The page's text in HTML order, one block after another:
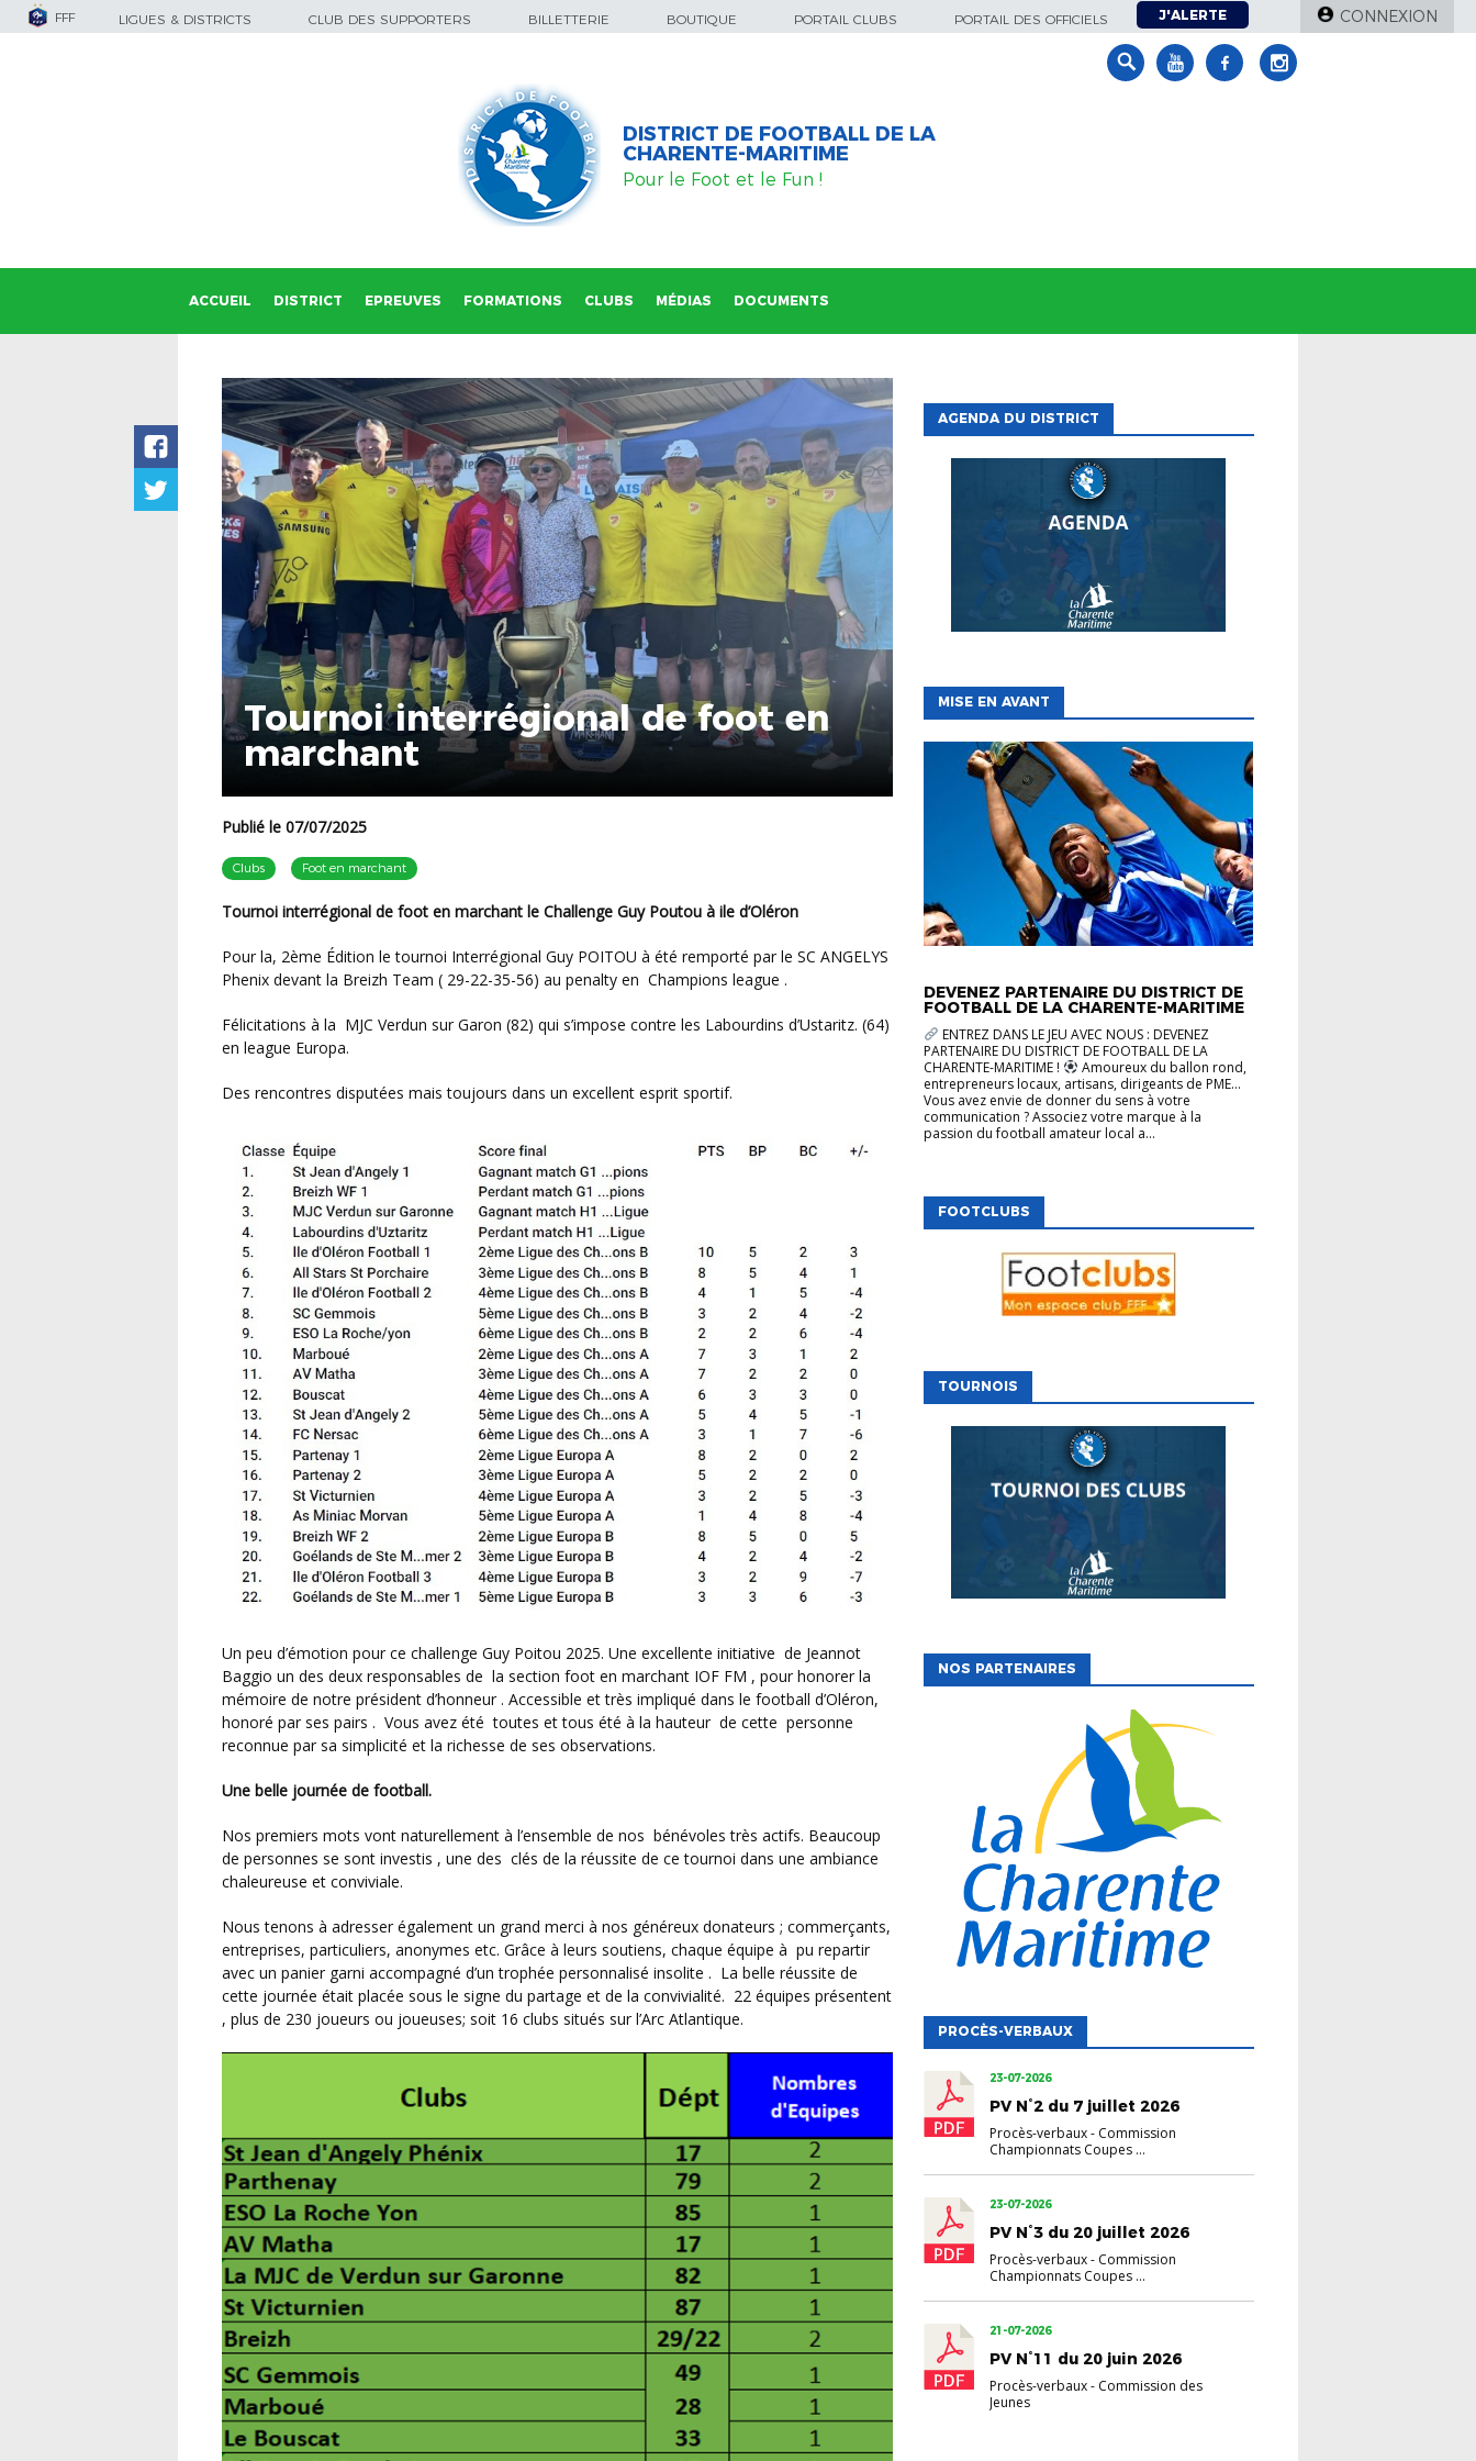
FFF LIGUES & DISTRICTS CLUB DES SUPPORTERS BILLETTERIE BOUTIQUE PORTAIL CLUBS PORTAIL DES OFFICIELS J'ALERTE CONNEXION
DISTRICT DE FOOTBALL DE LA
CHARENTE-MARITIME
Pour le Foot et le Fun !
ACCUEIL DISTRICT EPREUVES FORMATIONS CLUBS MÉDIAS DOCUMENTS
Tournoi interrégional de foot en
marchant
Publié le 07/07/2025
Clubs Foot en marchant
Tournoi interrégional de foot en marchant le Challenge Guy Poutou à ile d’Oléron
Pour la, 2ème Édition le tournoi Interrégional Guy POITOU à été remporté par le SC ANGELYS
Phenix devant la Breizh Team ( 29-22-35-56) au penalty en Champions league .
Félicitations à la MJC Verdun sur Garon (82) qui s’impose contre les Labourdins d’Ustaritz. (64)
en league Europa.
Des rencontres disputées mais toujours dans un excellent esprit sportif.
Un peu d’émotion pour ce challenge Guy Poitou 2025. Une excellente initiative de Jeannot
Baggio un des deux responsables de la section foot en marchant IOF FM , pour honorer la
mémoire de notre président d’honneur . Accessible et très impliqué dans le football d’Oléron,
honoré par ses pairs . Vous avez été toutes et tous été à la hauteur de cette personne
reconnue par sa simplicité et la richesse de ses observations.
Une belle journée de football.
Nos premiers mots vont naturellement à l’ensemble de nos bénévoles très actifs. Beaucoup
de personnes se sont investis , une des clés de la réussite de ce tournoi dans une ambiance
chaleureuse et conviviale.
Nous tenons à adresser également un grand merci à nos généreux donateurs ; commerçants,
entreprises, particuliers, anonymes etc. Grâce à leurs soutiens, chaque équipe à pu repartir
avec un panier garni accompagné d’un trophée personnalisé insolite . La belle réussite de
cette journée était placée sous le signe du partage et de la convivialité. 22 équipes présentent
, plus de 230 joueurs ou joueuses; soit 16 clubs situés sur l’Arc Atlantique.
AGENDA DU DISTRICT
MISE EN AVANT
DEVENEZ PARTENAIRE DU DISTRICT DE
FOOTBALL DE LA CHARENTE-MARITIME
ENTREZ DANS LE JEU AVEC NOUS : DEVENEZ
PARTENAIRE DU DISTRICT DE FOOTBALL DE LA
CHARENTE-MARITIME !
Amoureux du ballon rond,
entrepreneurs locaux, artisans, dirigeants de PME…
Vous avez envie de donner du sens à votre
communication ? Associez votre marque à la
passion du football amateur local a...
FOOTCLUBS
TOURNOIS
NOS PARTENAIRES
PROCÈS-VERBAUX
23-07-2026
PV N°2 du 7 juillet 2026
Procès-verbaux- Commission
Championnats Coupes ...
23-07-2026
PV N°3 du 20 juillet 2026
Procès-verbaux- Commission
Championnats Coupes ...
21-07-2026
PV N°11 du 20 juin 2026
Procès-verbaux- Commission des
Jeunes